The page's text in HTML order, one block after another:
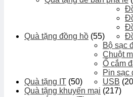
Quà tặng đồng hồ (55)
Quà tặng IT (50)
Bộ sạc
Chuột
Ổ cắm
Pin sạc
USB
Quà tặng khuyến mại (217)